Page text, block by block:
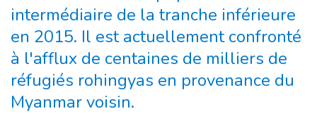
intermédiaire de la tranche inférieure
en 2015. Il est actuellement confronté
à l'afflux de centaines de milliers de
réfugiés rohingyas en provenance du
Myanmar voisin.